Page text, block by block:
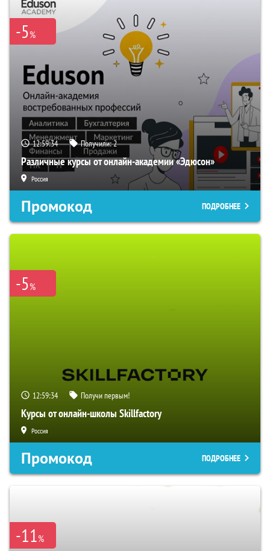
-5%
12:59:33 Получили:2
Различные курсы от онлайн-академии «Эдюсон»
Россия
Промокод ПОДРОБНЕЕ
-5%
12:59:33 Получи первым!
Курсы от онлайн-школы Skillfactory
Россия
Промокод ПОДРОБНЕЕ
-11%